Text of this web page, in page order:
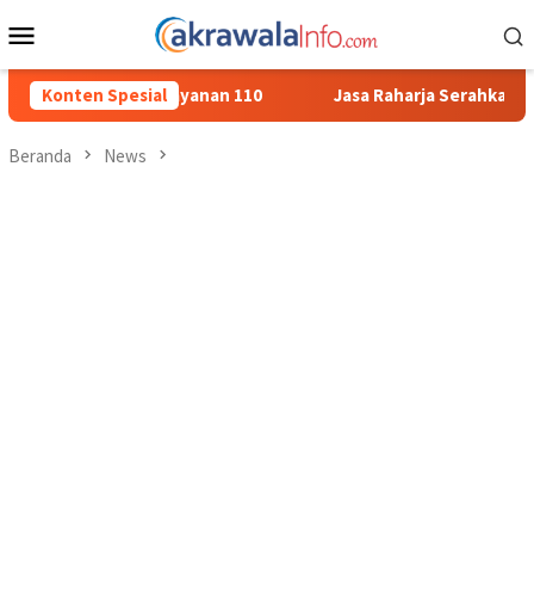
ke
Mobile
Konten Spesial
Sosialisasi Layanan 110 Jasa Raharja Serahkan
Beranda News